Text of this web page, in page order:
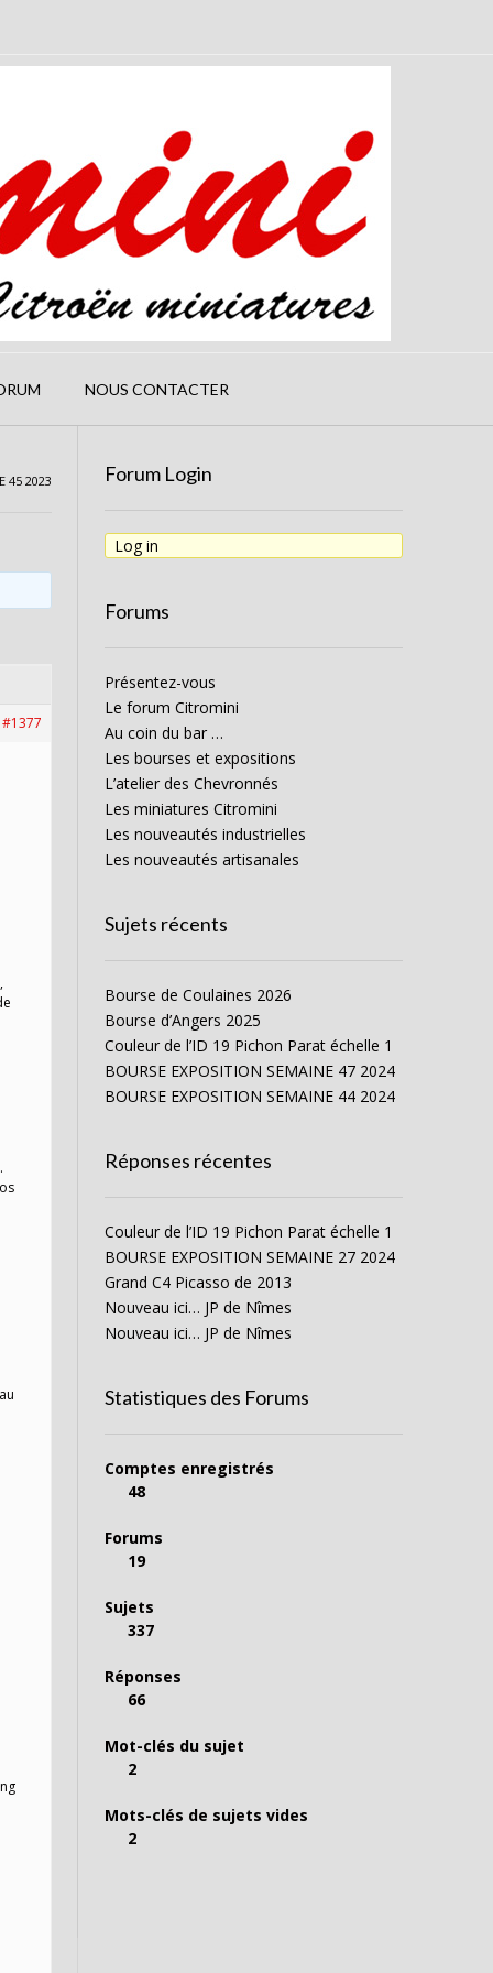
NOUS CONTACTER
45 2023
#1377
Forum Login
Log in
Forums
Présentez-vous
Le forum Citromini
Au coin du bar …
Les bourses et expositions
L’atelier des Chevronnés
Les miniatures Citromini
Les nouveautés industrielles
Les nouveautés artisanales
Sujets récents
Bourse de Coulaines 2026
Bourse d’Angers 2025
Couleur de l’ID 19 Pichon Parat échelle 1
BOURSE EXPOSITION SEMAINE 47 2024
BOURSE EXPOSITION SEMAINE 44 2024
Réponses récentes
Couleur de l’ID 19 Pichon Parat échelle 1
BOURSE EXPOSITION SEMAINE 27 2024
Grand C4 Picasso de 2013
Nouveau ici… JP de Nîmes
Nouveau ici… JP de Nîmes
Statistiques des Forums
Comptes enregistrés
48
Forums
19
Sujets
337
Réponses
66
Mot-clés du sujet
2
Mots-clés de sujets vides
2